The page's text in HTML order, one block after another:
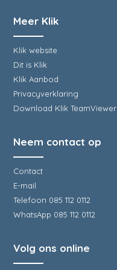
Meer Klik
Klik website
Dit is Klik
Klik Aanbod
Privacyverklaring
Download Klik TeamViewer
Neem contact op
Contact
E-mail
Telefoon 085 112 0112
WhatsApp 085 112 0112
Volg ons online